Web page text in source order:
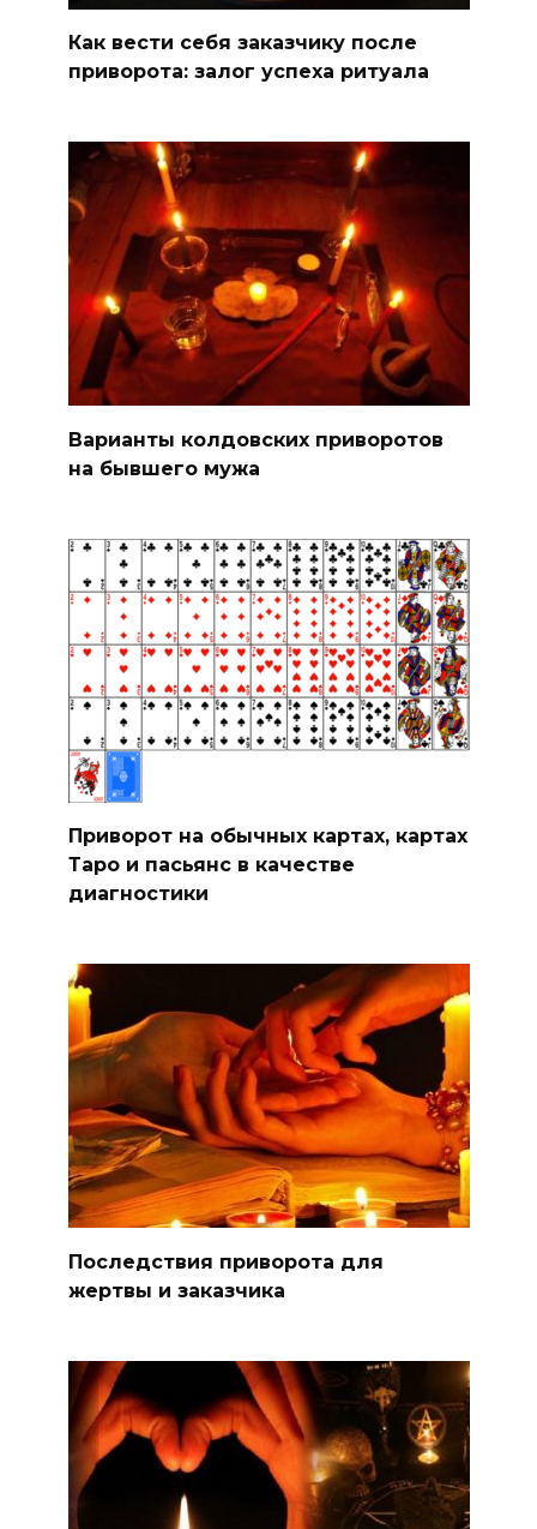
Как вести себя заказчику после
приворота: залог успеха ритуала
Варианты колдовских приворотов
на бывшего мужа
Приворот на обычных картах, картах
Таро и пасьянс в качестве
диагностики
Последствия приворота для
жертвы и заказчика